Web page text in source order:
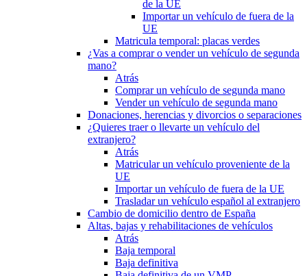
de la UE
Importar un vehículo de fuera de la
UE
Matricula temporal: placas verdes
¿Vas a comprar o vender un vehículo de segunda
mano?
Atrás
Comprar un vehículo de segunda mano
Vender un vehículo de segunda mano
Donaciones, herencias y divorcios o separaciones
¿Quieres traer o llevarte un vehículo del
extranjero?
Atrás
Matricular un vehículo proveniente de la
UE
Importar un vehículo de fuera de la UE
Trasladar un vehículo español al extranjero
Cambio de domicilio dentro de España
Altas, bajas y rehabilitaciones de vehículos
Atrás
Baja temporal
Baja definitiva